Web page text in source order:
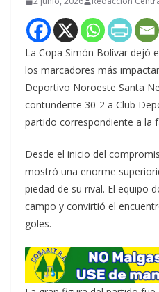
La Copa Simón Bolívar dejó
los marcadores más
Deportivo Noroeste Santa
contundente 30-2 a Club
partido correspondiente a la
Desde el inicio del
mostró una enorme
piedad de su rival. El equipo
campo y convirtió el
goles.